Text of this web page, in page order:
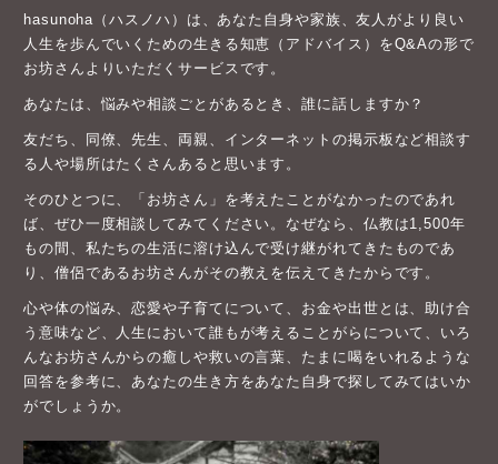
hasunoha（ハスノハ）は、あなた自身や家族、友人がより良い
人生を歩んでいくための生きる知恵（アドバイス）をQ&Aの形で
お坊さんよりいただくサービスです。
あなたは、悩みや相談ごとがあるとき、誰に話しますか？
友だち、同僚、先生、両親、インターネットの掲示板など相談す
る人や場所はたくさんあると思います。
そのひとつに、「お坊さん」を考えたことがなかったのであれ
ば、ぜひ一度相談してみてください。なぜなら、仏教は1,500年
もの間、私たちの生活に溶け込んで受け継がれてきたものであ
り、僧侶であるお坊さんがその教えを伝えてきたからです。
心や体の悩み、恋愛や子育てについて、お金や出世とは、助け合
う意味など、人生において誰もが考えることがらについて、いろ
んなお坊さんからの癒しや救いの言葉、たまに喝をいれるような
回答を参考に、あなたの生き方をあなた自身で探してみてはいか
がでしょうか。